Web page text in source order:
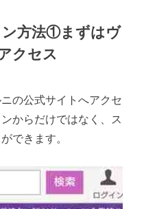
ン方法①まずはヴ
クセス
の公式サイトへアクセ
からだけではなく、ス
できます。